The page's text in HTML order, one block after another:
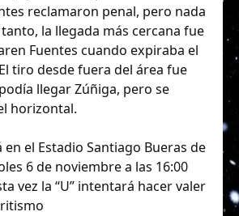
reclamaron penal, pero nada
la llegada más cercana fue
Fuentes cuando expiraba el
tiro desde fuera del área fue
llegar Zúñiga, pero se
horizontal.
el Estadio Santiago Bueras de
6 de noviembre a las 16:00
vez la “U” intentará hacer valer